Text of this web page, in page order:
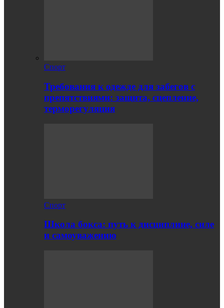
Спорт
Требования к одежде для забегов с
препятствиями: защита, сцепление,
терморегуляция
Спорт
Школа бокса: путь к дисциплине, силе
и самоуважению